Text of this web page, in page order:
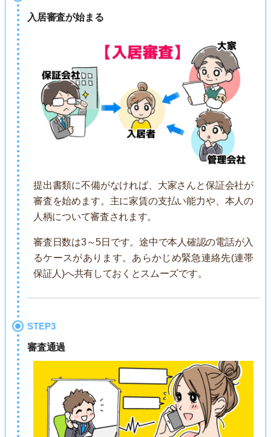
入居審査が始まる
提出書類に不備がなければ、大家さんと保証会社が
審査を始めます。主に家賃の支払い能力や、本人の
人柄について審査されます。
審査日数は3～5日です。途中で本人確認の電話が入
るケースがあります。あらかじめ緊急連絡先(連帯
保証人)へ共有しておくとスムーズです。
STEP3
審査通過